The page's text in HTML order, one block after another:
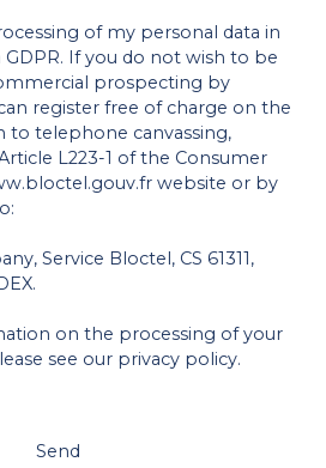
of my personal data in
If you do not wish to be
prospecting by
register free of charge on the
to telephone canvassing,
L223-1 of the Consumer
website or by
Service Bloctel, CS 61311,
on the processing of your
see our privacy policy.
Send